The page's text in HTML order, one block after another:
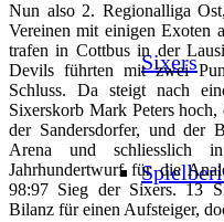
Sixers
Nun also 2. Regionalliga
Vereinen mit einigen Exoten
trafen in Cottbus in der
Devils führten mit zwei
Schluss. Da steigt nach
Sixerskorb Mark Peters
der Sandersdorfer, und der
Arena und schliesslich
Jahrhundertwurf für die
98:97 Sieg der Sixers. 13
Bilanz für einen Aufsteiger,